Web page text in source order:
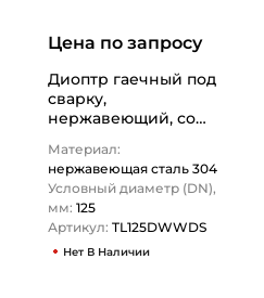
Цена по запросу
Диоптр гаечный под
сварку,
нержавеющий, со
TL125DWWDS TITAN…
Материал:
нержавеющая сталь 304
Условный диаметр (DN),
мм: 125
Артикул: TL125DWWDS
Нет В Наличии